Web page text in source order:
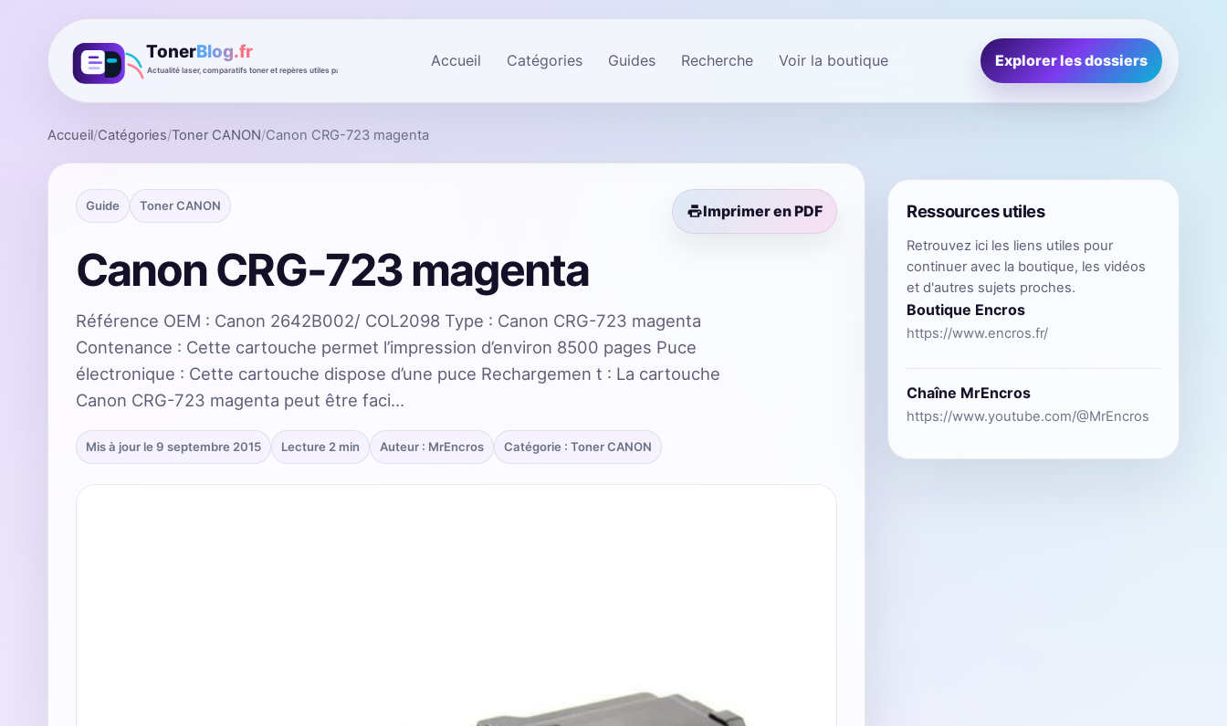
Accueil Catégories Guides Recherche Voir la boutique Explorer les dossiers
Accueil/Catégories/Toner CANON/Canon CRG-723 magenta
Guide Toner CANON Imprimer en PDF
Canon CRG-723 magenta
Référence OEM : Canon 2642B002/ COL2098 Type : Canon CRG-723 magenta
Contenance : Cette cartouche permet l’impression d’environ 8500 pages Puce
électronique : Cette cartouche dispose d’une puce Rechargemen t : La cartouche
Canon CRG-723 magenta peut être faci…
Mis à jour le 9 septembre 2015 Lecture 2 min Auteur : MrEncros Catégorie : Toner CANON
Ressources utiles
Retrouvez ici les liens utiles pour
continuer avec la boutique, les vidéos
et d'autres sujets proches.
Boutique Encros
https://www.encros.fr/
Chaîne MrEncros
https://www.youtube.com/@MrEncros